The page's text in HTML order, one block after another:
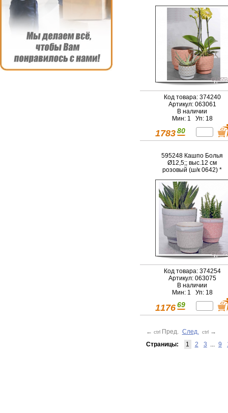
Код товара: 374240
Артикул: 063061
В наличии
Мин: 1 Уп: 18
1783 80
595248 Кашпо Болья
Ø12,5;; выс.12 см
розовый (ш/к 0642) *
Код товара: 374254
Артикул: 063075
В наличии
Мин: 1 Уп: 18
1176 69
← ctrl Пред. След. ctrl →
Страницы:
1 2 3 ... 9